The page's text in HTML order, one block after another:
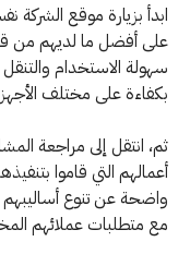
ابدأ بزيارة موقع الشركة
على أفضل ما لديهم من
سهولة الاستخدام
بكفاءة على مختلف
ثم، انتقل إلى مراجعة
أعمالهم التي قاموا
واضحة عن تنوع
مع متطلبات عملائهم